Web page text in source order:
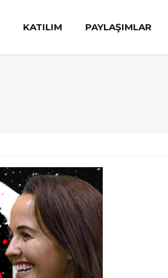
KATILIM PAYLAŞIMLAR